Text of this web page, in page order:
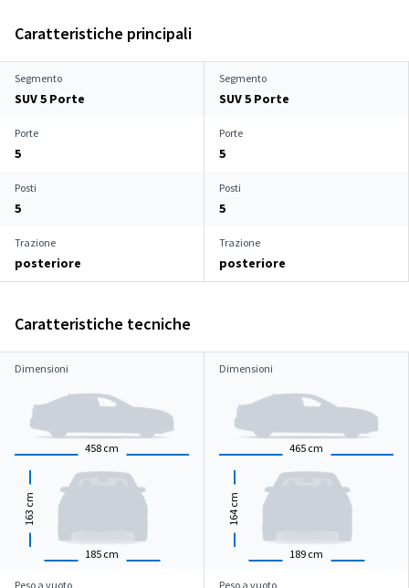
Caratteristiche principali
Segmento
SUV 5 Porte
Segmento
SUV 5 Porte
Porte
5
Porte
5
Posti
5
Posti
5
Trazione
posteriore
Trazione
posteriore
Caratteristiche tecniche
Dimensioni
458 cm
185 cm
163
cm
Dimensioni
465 cm
189 cm
164
cm
Peso a vuoto Peso a vuoto